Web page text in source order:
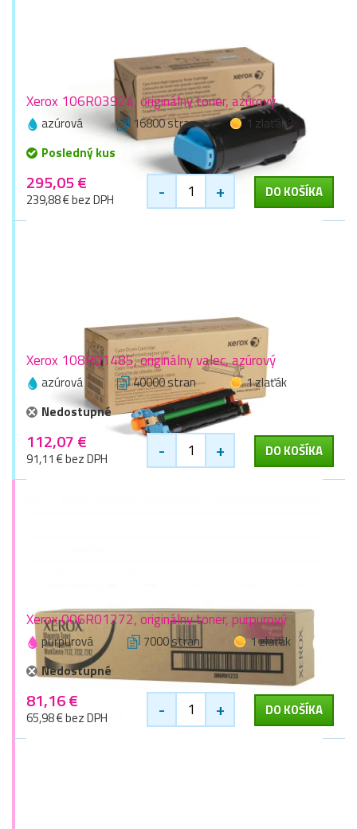
Xerox 106R03924, originálny toner, azúrový
azúrová 16800 stran
1 zlaťák
Posledný kus
295,05 €
239,88 € bez DPH - + DO KOŠÍKA
Xerox 108R01485, originálny valec, azúrový
azúrová 40000 stran
1 zlaťák
Nedostupné
112,07 €
91,11 € bez DPH - + DO KOŠÍKA
Xerox 006R01272, originálny toner, purpurový
purpurová 7000 stran
1 zlaťák
Nedostupné
81,16 €
65,98 € bez DPH - + DO KOŠÍKA